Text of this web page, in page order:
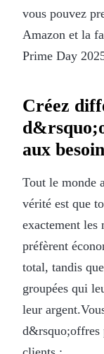
vous pouvez
Amazon et la
Prime Day
Créez
aux
Tout le monde
vérité est que
exactement les
préfèrent
total, tandis
groupées qui
leur
d&rsquo;offres